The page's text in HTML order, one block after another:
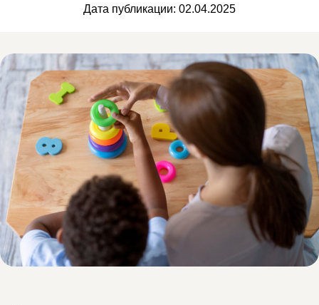
Дата публикации: 02.04.2025